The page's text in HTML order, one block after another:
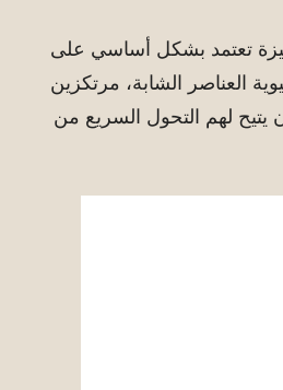
تعتمد بشكل أساسي على
العناصر الشابة، مرتكزين
لهم التحول السريع من